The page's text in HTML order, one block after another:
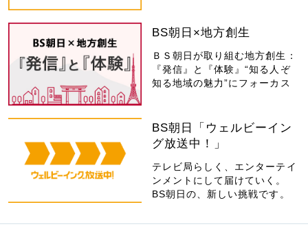
BS朝日×地方創生
ＢＳ朝日が取り組む地方創生：
『発信』と『体験』“知る人ぞ
知る地域の魅力”にフォーカス
BS朝日「ウェルビーイン
グ放送中！」
テレビ局らしく、エンターテイ
ンメントにして届けていく。
BS朝日の、新しい挑戦です。